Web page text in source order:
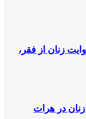
زنان از فقر،
در هرات